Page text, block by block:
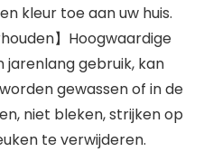
kleur toe aan uw huis.
】Hoogwaardige
gebruik, kan
gewassen of in de
niet bleken, strijken op
te verwijderen.